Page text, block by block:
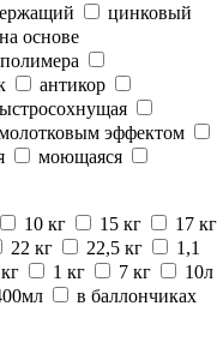
цинковый
на основе
антикор
эффектом
моющаяся
10 кг 15 кг
17 кг
22 кг 22,5 кг
1,1
1 кг 7 кг
10л
в баллончиках